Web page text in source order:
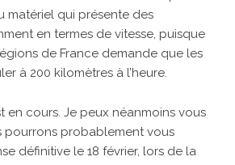
matériel qui présente des
en termes de vitesse, puisque
de France demande que les
à 200 kilomètres à l’heure.
en cours. Je peux néanmoins vous
pourrons probablement vous
définitive le 18 février, lors de la